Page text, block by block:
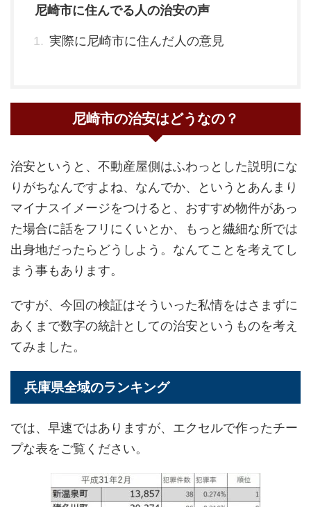
尼崎市に住んでる人の治安の声
実際に尼崎市に住んだ人の意見
尼崎市の治安はどうなの？
治安というと、不動産屋側はふわっとした説明にな
りがちなんですよね、なんでか、というとあんまり
マイナスイメージをつけると、おすすめ物件があっ
た場合に話をフリにくいとか、もっと繊細な所では
出身地だったらどうしよう。なんてことを考えてし
まう事もあります。
ですが、今回の検証はそういった私情をはさまずに
あくまで数字の統計としての治安というものを考え
てみました。
兵庫県全域のランキング
では、早速ではありますが、エクセルで作ったチー
プな表をご覧ください。